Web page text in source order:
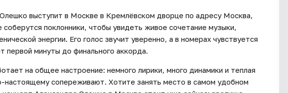
выступит в Москве в Кремлёвском дворце по адресу Москва,
поклонники, чтобы увидеть живое сочетание музыки,
энергии. Его голос звучит уверенно, а в номерах чувствуется
первой минуты до финального аккорда.
на общее настроение: немного лирики, много динамики и теплая
настоящему сопереживают. Хотите занять место в самом удобном